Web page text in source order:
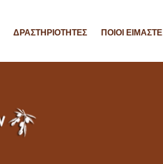
ΔΡΑΣΤΗΡΙΌΤΗΤΕΣ ΠΟΙΟΙ ΕΊΜΑΣΤΕ